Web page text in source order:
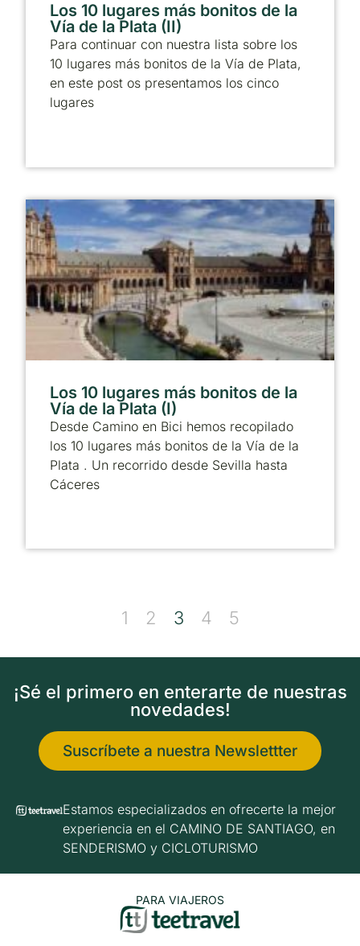
Los 10 lugares más bonitos de la
Vía de la Plata (II)
Para continuar con nuestra lista sobre los
10 lugares más bonitos de la Vía de Plata,
en este post os presentamos los cinco
lugares
Los 10 lugares más bonitos de la
Vía de la Plata (I)
Desde Camino en Bici hemos recopilado
los 10 lugares más bonitos de la Vía de la
Plata . Un recorrido desde Sevilla hasta
Cáceres
1 2 3 4 5
¡Sé el primero en enterarte de nuestras
novedades!
Suscríbete a nuestra Newslettter
Estamos especializados en ofrecerte la mejor
experiencia en el CAMINO DE SANTIAGO, en
SENDERISMO y CICLOTURISMO
PARA VIAJEROS